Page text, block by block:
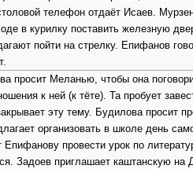
телефон отдаёт Исаев.
в курилку поставить железную
пойти на стрелку. Епифанов
просит Меланью, чтобы она
к ней (к тёте). Та пробует
эту тему. Будилова просит
организовать в школе день
Епифанову провести урок по
Задоев приглашает каштанскую на